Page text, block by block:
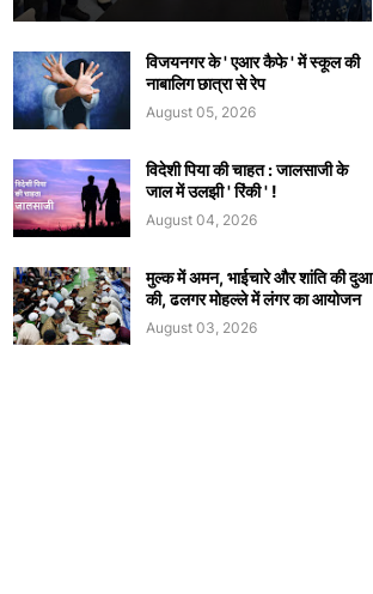
विजयनगर के ' एआर कैफे ' में स्कूल की
नाबालिग छात्रा से रेप
August 05, 2026
विदेशी पिया की चाहत : जालसाजी के
जाल में उलझी ' रिंकी ' !
August 04, 2026
मुल्क में अमन, भाईचारे और शांति की दुआ
की, ढलगर मोहल्ले में लंगर का आयोजन
August 03, 2026